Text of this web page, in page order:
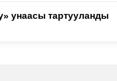
унаасы тартууланды